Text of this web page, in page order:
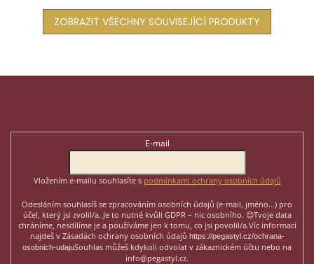
bavlny,...
ZOBRAZIT VŠECHNY SOUVISEJÍCÍ PRODUKTY
E-mail
Vložením e-mailu souhlasíte s podmínkami ochrany osobních údajů
Odesláním souhlasíš se zpracováním osobních údajů (e-mail, jméno...) pro
účel, který jsi zvolil/a. Je to nutné kvůli GDPR – nic osobního. 😊Tvoje data
chráníme, nesdílíme je a používáme jen k tomu, co jsi povolil/a.Víc informací
najdeš v Zásadách ochrany osobních údajů https://pegastyl.cz/ochrana-
osobnich-udajuSouhlas můžeš kdykoli odvolat v zákaznickém účtu nebo na
info@pegastyl.cz.